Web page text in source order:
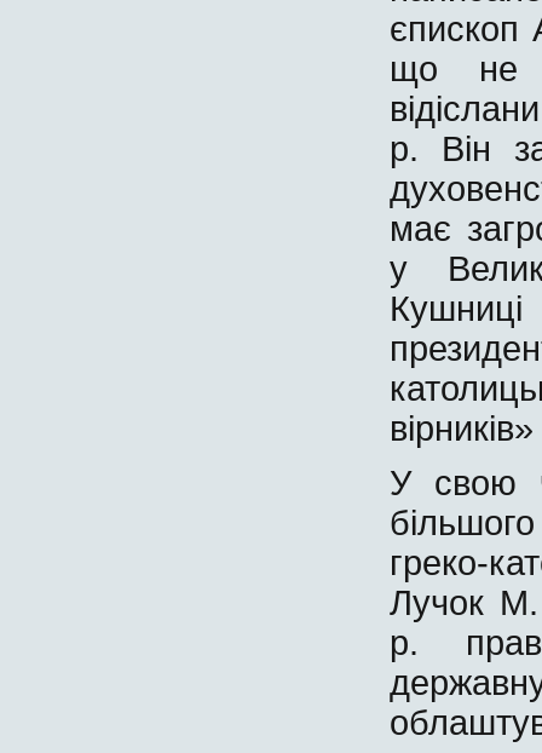
єпископ
що не
р. Він
має
у
У свою
греко-
Лучок М.
р.